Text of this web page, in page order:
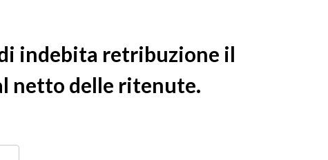
di indebita retribuzione il
netto delle ritenute.